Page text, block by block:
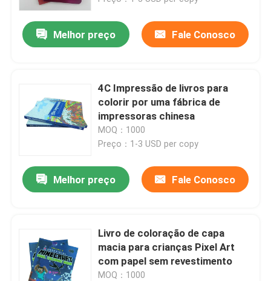
Melhor preço Fale Conosco
4C Impressão de livros para
colorir por uma fábrica de
impressoras chinesa
MOQ：1000
Preço：1-3 USD per copy
Melhor preço Fale Conosco
Livro de coloração de capa
macia para crianças Pixel Art
com papel sem revestimento
MOQ：1000